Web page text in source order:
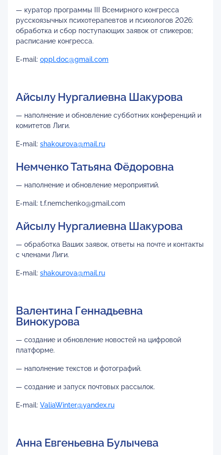
— куратор программы III Всемирного конгресса
русскоязычных психотерапевтов и психологов 2026:
обработка и сбор поступающих заявок от спикеров;
расписание конгресса.
E-mail: oppl.doc@gmail.com
Айсылу Нургалиевна Шакурова
— наполнение и обновление субботних конференций и
комитетов Лиги.
E-mail: shakourova@mail.ru
Немченко Татьяна Фёдоровна
— наполнение и обновление мероприятий.
E-mail: t.f.nemchenko@gmail.com
Айсылу Нургалиевна Шакурова
— обработка Ваших заявок, ответы на почте и контакты
с членами Лиги.
E-mail: shakourova@mail.ru
Валентина Геннадьевна
Винокурова
— создание и обновление новостей на цифровой
платформе.
— наполнение текстов и фотографий.
— создание и запуск почтовых рассылок.
E-mail: ValiaWinter@yandex.ru
Анна Евгеньевна Булычева